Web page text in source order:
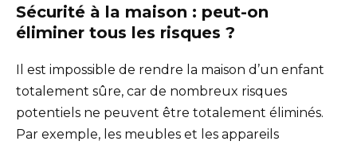
Sécurité à la maison : peut-on
éliminer tous les risques ?
Il est impossible de rendre la maison d’un enfant
totalement sûre, car de nombreux risques
potentiels ne peuvent être totalement éliminés.
Par exemple, les meubles et les appareils